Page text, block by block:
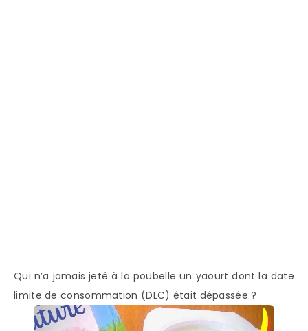
Qui n’a jamais jeté à la poubelle un yaourt dont la date
limite de consommation (DLC) était dépassée ?